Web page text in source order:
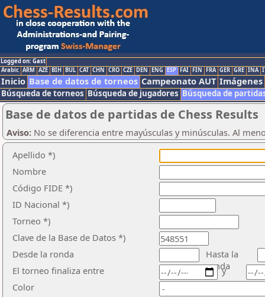
Logged on: Gast
Arabic ARM AZE BIH BUL CAT CHN CRO CZE DEN ENG ESP FAI FIN FRA GER GRE INA
Inicio Base de datos de torneos Campeonato AUT Imágenes
Búsqueda de torneos Búsqueda de jugadores Búsqueda de
Base de datos de partidas de Chess Results
Aviso: No se diferencia entre mayúsculas y minúsculas. Al
Apellido *)
Nombre
Código FIDE *)
ID Nacional *)
Torneo *)
Clave de la Base de Datos *)
Desde la ronda
Hasta la
ronda
El torneo finaliza entre
Color
y